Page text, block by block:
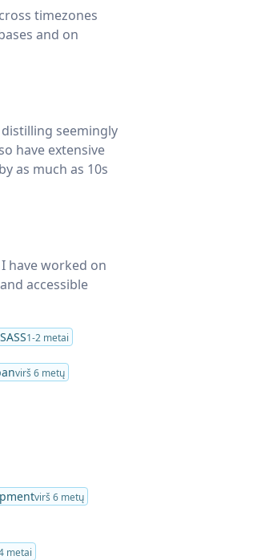
timezones
and on
seemingly
have extensive
as much as 10s
have worked on
accessible
SASS1-2 metai
virš 6 metų
virš 6 metų
metai